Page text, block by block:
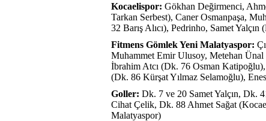
Kocaelispor: Gökhan Değirmenci,
Tarkan Serbest), Caner Osmanpaşa,
32 Barış Alıcı), Pedrinho, Samet
Fitmens Gömlek Yeni Malatyaspor:
Muhammet Emir Ulusoy, Metehan
İbrahim Atcı (Dk. 76 Osman
(Dk. 86 Kürşat Yılmaz Selamoğlu),
Goller: Dk. 7 ve 20 Samet Yalçın, Dk.
Cihat Çelik, Dk. 88 Ahmet Sağat
Malatyaspor)